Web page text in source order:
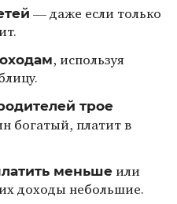
— даже если только
, используя
трое
богатый, платит в
меньшеили
доходы небольшие.